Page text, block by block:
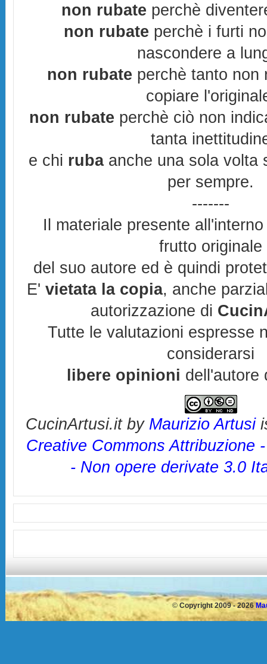
non rubate perchè
non rubate perchè i furti
nascondere a
non rubate perchè tanto non
copiare
non rubate perchè ciò non
tanta
e chi rubaanche una sola volta
per sempre.
-------
Il materiale presente
frutto originale
del suo autore ed è quindi
E'vietata la copia, anche
autorizzazione di
Tutte le valutazioni espresse
considerarsi
libere opinioni dell'autore
CucinArtusi.itby Maurizio Artusi
Creative Commons Attribuzione
- Non opere derivate 3.0
© Copyright 2009 - 2026